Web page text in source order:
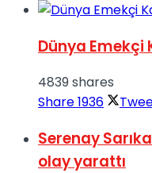
Dünya Emekçi
4839 shares
Share1936
Serenay
olay yarattı